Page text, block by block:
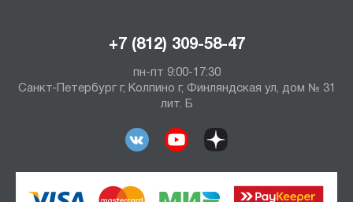
+7 (812) 309-58-47
пн-пт 9:00-17:30
Санкт-Петербург г, Колпино г, Финляндская ул, дом № 31
лит. Б